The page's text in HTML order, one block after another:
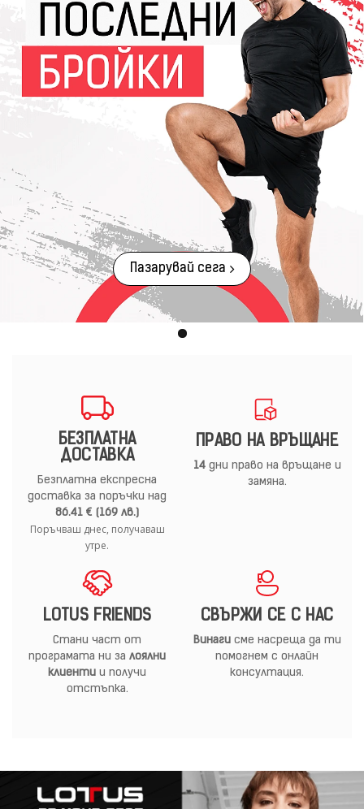
Пазарувай сега
БЕЗПЛАТНА
ДОСТАВКА
Безплатна експресна
доставка за поръчки над
86.41 € (169 лв.)
Поръчваш днес, получаваш
утре.
ПРАВО НА ВРЪЩАНЕ
14дни право на връщане и
замяна.
LOTUS FRIENDS
Стани част от
програмата ни за лоялни
клиенти и получи
отстъпка.
СВЪРЖИ СЕ С НАС
Винагисме насреща да ти
помогнем с онлайн
консултация.